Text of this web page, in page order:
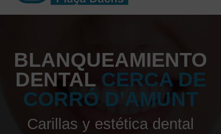
BLANQUEAMIENTO
DENTAL CERCA DE
CORRÓ D’AMUNT
Carillas y estética dental